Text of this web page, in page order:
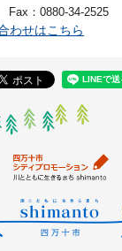
Fax：0880-34-2525
わせはこちら